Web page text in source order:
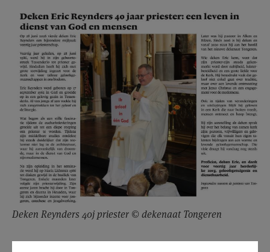
AANMELDEN OF REGISTREREN
Deken Reynders 40j priester © dekenaat Tongeren